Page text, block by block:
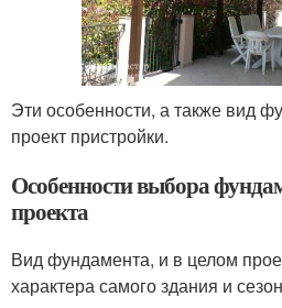
Эти особенности, а также вид
проект пристройки.
Особенности выбора
проекта
Вид фундамента, и в целом
характера самого здания и